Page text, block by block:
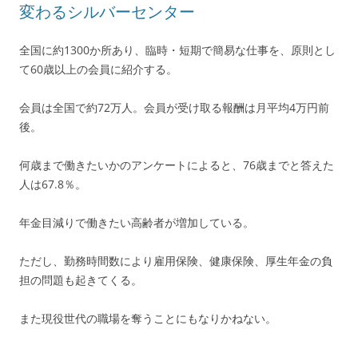
変わるシルバーセンター
全国に約1300か所あり、臨時・短期で簡易な仕事を、原則とし
て60歳以上の会員に紹介する。
会員は全国で約72万人。会員が受け取る報酬は月平均4万円前
後。
何歳まで働きたいかのアンケートによると、76歳までと答えた
人は67.8％。
年金目減りで働きたい高齢者が増加している。
ただし、勤務時間数により雇用保険、健康保険、厚生年金の負
担の問題も起きてくる。
また現役世代の職場を奪うことにもなりかねない。